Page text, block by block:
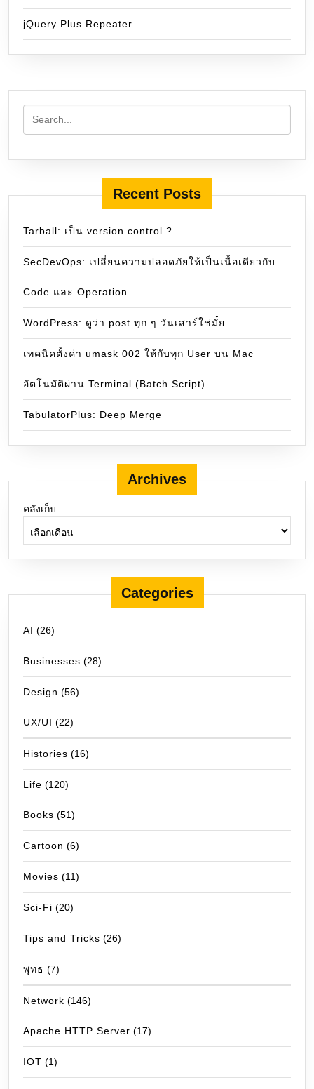
jQuery Plus Repeater
Recent Posts
Tarball: เป็น version control ?
SecDevOps: เปลี่ยนความปลอดภัยให้เป็นเนื้อเดียวกับ
Code และ Operation
WordPress: ดูว่า post ทุก ๆ วันเสาร์ใช่มั๋ย
เทคนิคตั้งค่า umask 002 ให้กับทุก User บน Mac
อัตโนมัติผ่าน Terminal (Batch Script)
TabulatorPlus: Deep Merge
Archives
คลังเก็บ
Categories
AI (26)
Businesses (28)
Design (56)
UX/UI (22)
Histories (16)
Life (120)
Books (51)
Cartoon (6)
Movies (11)
Sci-Fi (20)
Tips and Tricks (26)
พุทธ (7)
Network (146)
Apache HTTP Server (17)
IOT (1)